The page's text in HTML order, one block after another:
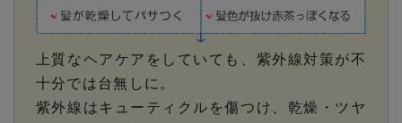
上質なヘアケアをしていても、紫外線対策が不
十分では台無しに。
紫外線はキューティクルを傷つけ、乾燥・ツヤ